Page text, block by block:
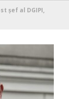
şef al DGIPI,